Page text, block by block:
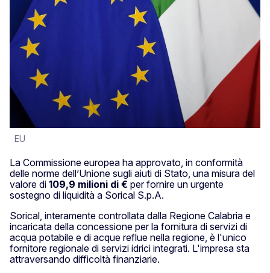
EU
La Commissione europea ha approvato, in conformità
delle norme dell’Unione sugli aiuti di Stato, una misura del
valore di 109,9 milioni di € per fornire un urgente
sostegno di liquidità a Sorical S.p.A.
Sorical, interamente controllata dalla Regione Calabria e
incaricata della concessione per la fornitura di servizi di
acqua potabile e di acque reflue nella regione, è l'unico
fornitore regionale di servizi idrici integrati. L'impresa sta
attraversando difficoltà finanziarie.